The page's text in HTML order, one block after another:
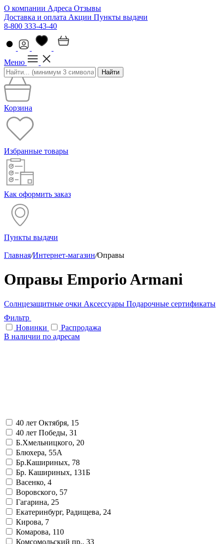
О компании Адреса Отзывы
Доставка и оплата Акции Пункты выдачи
8-800 333-43-40
Меню
Найти
Корзина
Избранные товары
Как оформить заказ
Пункты выдачи
Главная/Интернет-магазин/Оправы
Оправы Emporio Armani
Солнцезащитные очки Аксессуары Подарочные сертификаты
Фильтр
Новинки
Распродажа
В наличии по адресам
40 лет Октября, 15
40 лет Победы, 31
Б.Хмельницкого, 20
Блюхера, 55А
Бр.Кашириных, 78
Бр. Кашириных, 131Б
Васенко, 4
Воровского, 57
Гагарина, 25
Екатеринбург, Радищева, 24
Кирова, 7
Комарова, 110
Комсомольский пр., 33